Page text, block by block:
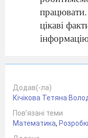
цікаві
загадку.
Всього боїться.
Наловить мух –
Жаби –
Живуть
Додав(-ла)
Кічікова Тетяна
Пов’язані теми
Математика,